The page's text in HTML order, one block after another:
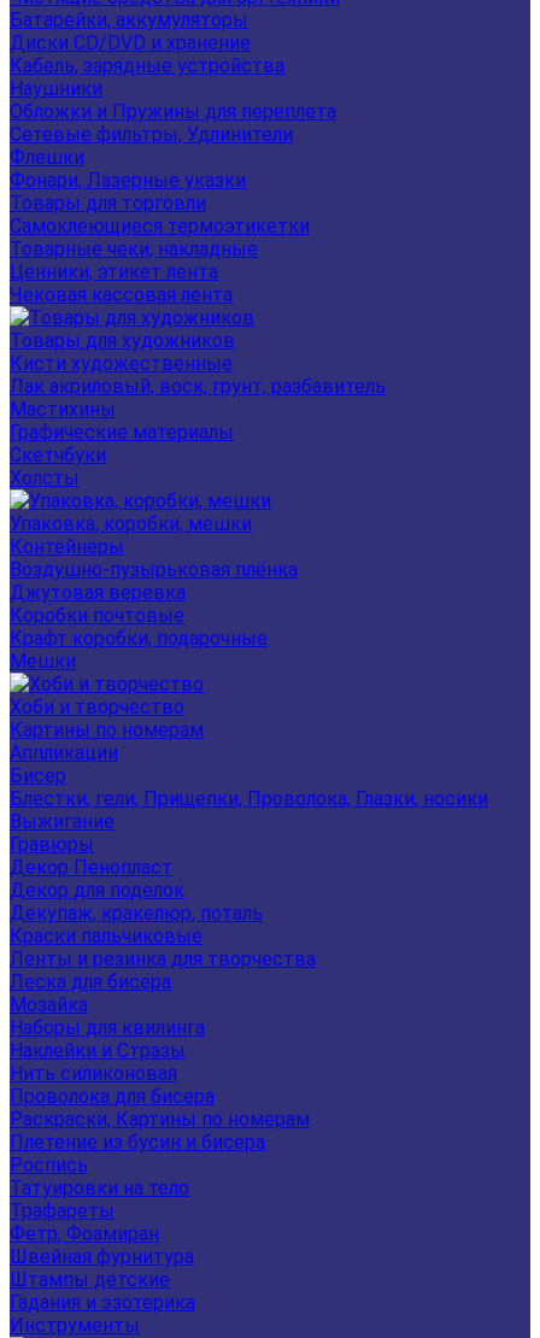
Батарейки, аккумуляторы
Диски CD/DVD и хранение
Кабель, зарядные устройства
Наушники
Обложки и Пружины для переплета
Сетевые фильтры, Удлинители
Флешки
Фонари, Лазерные указки
Товары для торговли
Самоклеющиеся термоэтикетки
Товарные чеки, накладные
Ценники, этикет лента
Чековая кассовая лента
Товары для художников
Кисти художественные
Лак акриловый, воск, грунт, разбавитель
Мастихины
Графические материалы
Скетчбуки
Холсты
Упаковка, коробки, мешки
Контейнеры
Воздушно-пузырьковая плёнка
Джутовая веревка
Коробки почтовые
Крафт коробки, подарочные
Мешки
Хоби и творчество
Картины по номерам
Аппликации
Бисер
Блестки, гели, Прищепки, Проволока, Глазки, носики
Выжигание
Гравюры
Декор Пенопласт
Декор для поделок
Декупаж, кракелюр, поталь
Краски пальчиковые
Ленты и резинка для творчества
Леска для бисера
Мозайка
Наборы для квилинга
Наклейки и Стразы
Нить силиконовая
Проволока для бисера
Раскраски, Картины по номерам
Плетение из бусин и бисера
Роспись
Татуировки на тело
Трафареты
Фетр, Фоамиран
Швейная фурнитура
Штампы детские
Гадания и эзотерика
Инструменты